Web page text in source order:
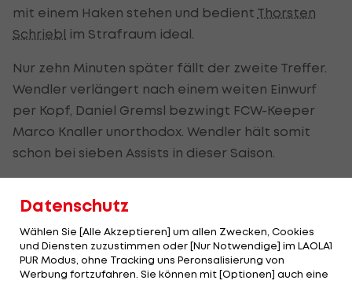
mit einem Haken stehen und bedient Thorsten
Schriebl im Strafraum ideal.
Nur zehn Minuten später fällt der zweite Treffer.
Wendler verlängert nach einem weiten Einwurf
per Kopf, Daniel Gremsl bezwingt FCW-Keeper
Marco Knaller unorthodox. Wendler hält somit
schon bei sieben Assists in dieser Saison.
aber immer besser in die Partie, agieren vor dem
Lafnitzer Tor aber glücklos. Ein Treffer von Florian
Jamnig in der 21. Minute wird wegen Abseits
aberkannt, nach dem Wiederanpfiff scheitert
Datenschutz
Wählen Sie [Alle Akzeptieren] um allen Zwecken, Cookies
und Diensten zuzustimmen oder [Nur Notwendige] im LAOLA1
PUR Modus, ohne Tracking uns Peronsalisierung von
Werbung fortzufahren. Sie können mit [Optionen] auch eine